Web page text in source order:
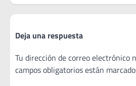
Deja una respuesta
Tu dirección de correo electrónico
campos obligatorios están